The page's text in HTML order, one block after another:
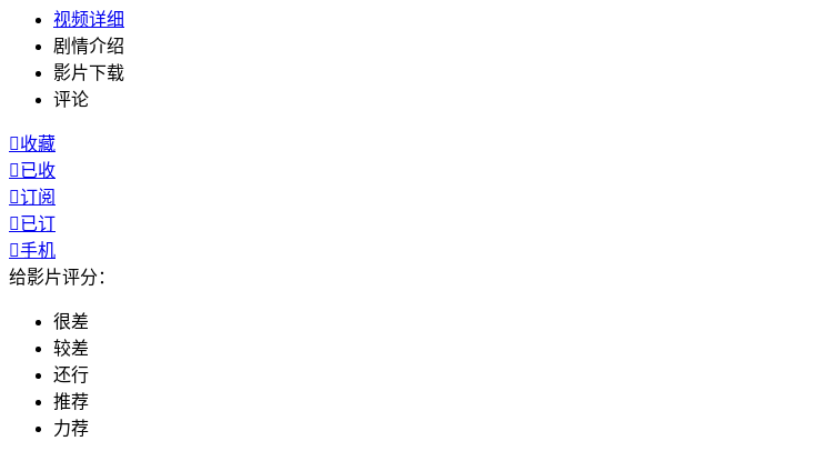
视频详细
剧情介绍
影片下载
评论
收藏
已收
订阅
已订
手机
给影片评分：
很差
较差
还行
推荐
力荐